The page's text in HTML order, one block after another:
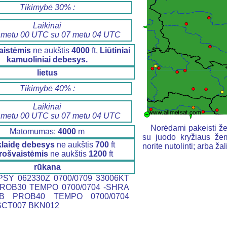
Tikimybė 30% :
Laikinai
00 UTC su 07 metu 04 UTC
ne aukštis 4000 ft, Liūtiniai
kamuoliniai debesys.
lietus
Tikimybė 40% :
Laikinai
00 UTC su 07 metu 04 UTC
Matomumas: 4000 m
debesys ne aukštis 700 ft
ne aukštis 1200 ft
rūkana
062330Z 0700/0709 33006KT
TEMPO 0700/0704 -SHRA
PROB40 TEMPO 0700/0704
BKN012
Norėdami pakeisti
su juodo kryžiaus
norite nutolinti; arba